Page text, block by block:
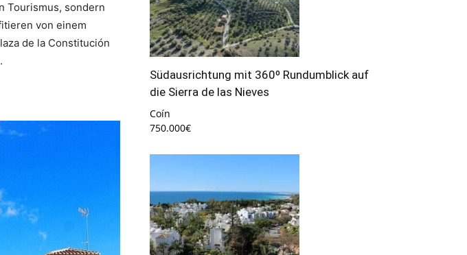
Tourismus, sondern
von einem
de la Constitución
Südausrichtung mit 360º Rundumblick auf
die Sierra de las Nieves
Coín
750.000€